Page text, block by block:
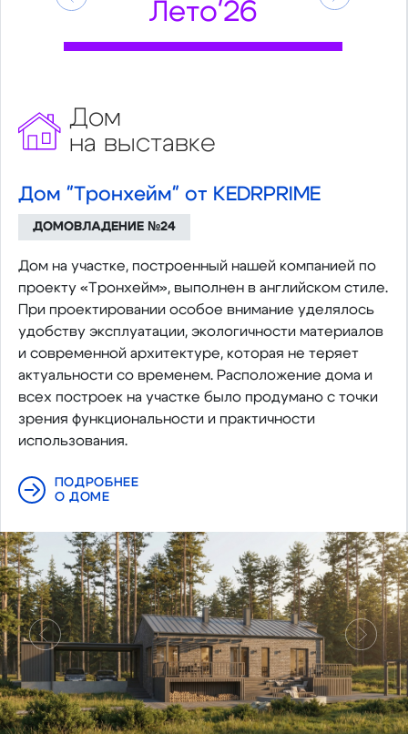
Лето'26
Предыдущий
Дом
на выставке
Дом "Тронхейм" от KEDRPRIME
ДОМОВЛАДЕНИЕ №24
Дом на участке, построенный нашей компанией по
проекту «Тронхейм», выполнен в английском стиле.
При проектировании особое внимание уделялось
удобству эксплуатации, экологичности материалов
и современной архитектуре, которая не теряет
актуальности со временем. Расположение дома и
всех построек на участке было продумано с точки
зрения функциональности и практичности
использования.
ПОДРОБНЕЕ
О ДОМЕ
Предыдущий